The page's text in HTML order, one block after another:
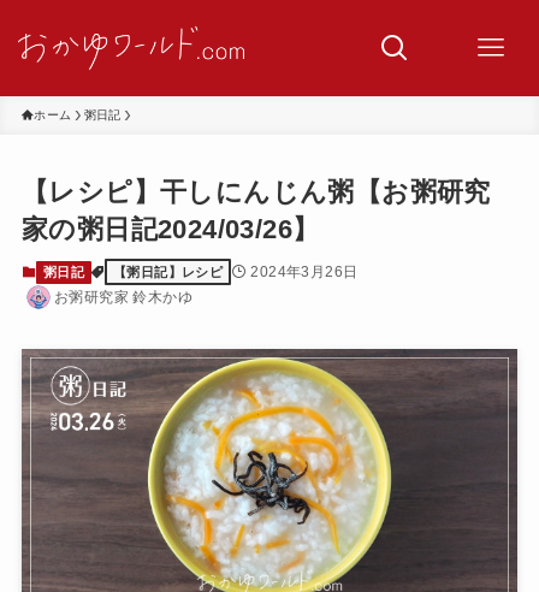
ホーム 粥日記
【レシピ】干しにんじん粥【お粥研究
家の粥日記2024/03/26】
粥日記 【粥日記】レシピ
2024年3月26日
お粥研究家 鈴木かゆ